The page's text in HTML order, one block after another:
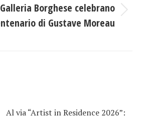
Borghese celebrano
di Gustave Moreau
Al via “Artist in Residence 2026”: